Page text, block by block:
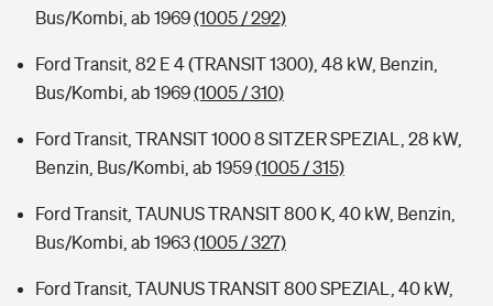
Bus/Kombi, ab 1969(1005 / 292)
Ford Transit, 82 E 4 (TRANSIT 1300), 48 kW, Benzin,
Bus/Kombi, ab 1969(1005 / 310)
Ford Transit, TRANSIT 1000 8 SITZER SPEZIAL, 28 kW,
Benzin, Bus/Kombi, ab 1959(1005 / 315)
Ford Transit, TAUNUS TRANSIT 800 K, 40 kW, Benzin,
Bus/Kombi, ab 1963(1005 / 327)
Ford Transit, TAUNUS TRANSIT 800 SPEZIAL, 40 kW,